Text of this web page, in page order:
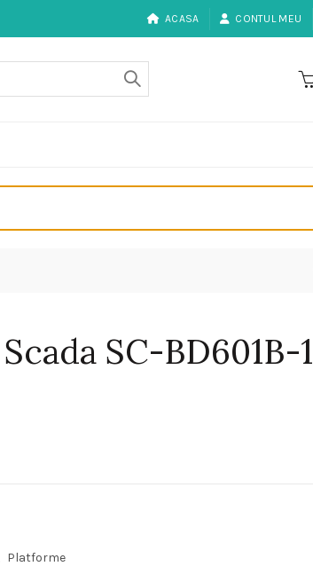
ACASA CONTUL MEU
SC-BD601B-1
Platforme